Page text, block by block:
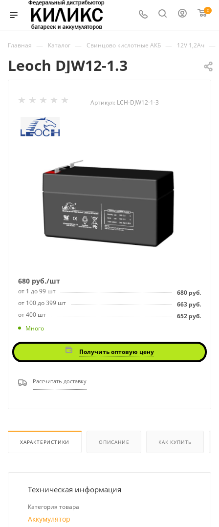
0
Главная — Каталог — Свинцово кислотные АКБ — 12V 1,2Ач —
Leoch DJW12-1.3
Артикул: LCH-DJW12-1-3
680 руб./шт
от 1 до 99 шт 680 руб.
от 100 до 399 шт
663 руб.
от 400 шт
652 руб.
Много
Получить оптовую цену
Рассчитать доставку
ХАРАКТЕРИСТИКИ ОПИСАНИЕ КАК КУПИТЬ
Техническая информация
Категория товара
Аккумулятор